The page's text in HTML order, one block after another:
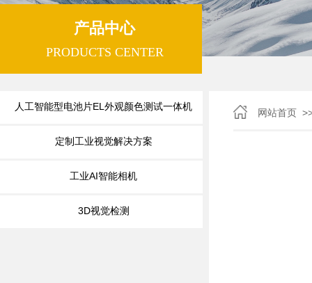
PRODUCTS CENTER
产品中心
人工智能型电池片EL外观颜色测试一体机
定制工业视觉解决方案
工业AI智能相机
3D视觉检测
网站首页